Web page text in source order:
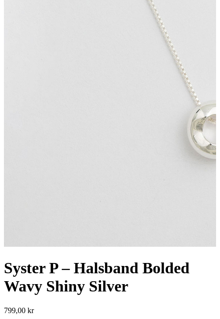
Syster P – Halsband Bolded
Wavy Shiny Silver
799,00 kr